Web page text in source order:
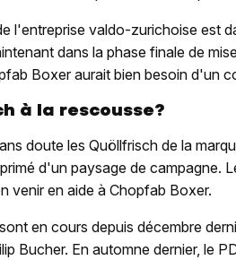
l'entreprise valdo-zurichoise est
dans la phase finale de
Boxer aurait bien besoin d'un
à la rescousse?
doute les Quöllfrisch de la
d'un paysage de campagne.
venir en aide à Chopfab Boxer.
en cours depuis décembre
Bucher. En automne dernier, le